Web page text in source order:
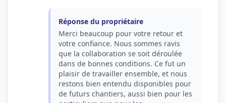
Réponse du propriétaire
Merci beaucoup pour votre retour et
votre confiance. Nous sommes ravis
que la collaboration se soit déroulée
dans de bonnes conditions. Ce fut un
plaisir de travailler ensemble, et nous
restons bien entendu disponibles pour
de futurs chantiers, aussi bien pour les